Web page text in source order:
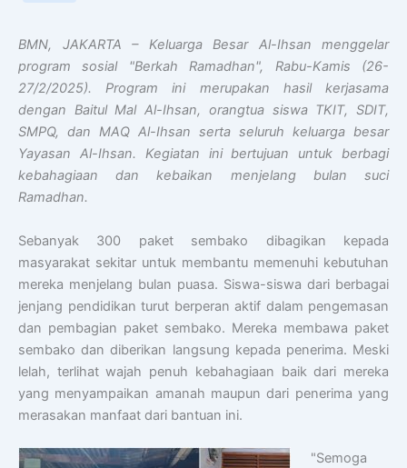
BMN, JAKARTA – Keluarga Besar Al-Ihsan menggelar
program sosial "Berkah Ramadhan", Rabu-Kamis (26-
27/2/2025). Program ini merupakan hasil kerjasama
dengan Baitul Mal Al-Ihsan, orangtua siswa TKIT, SDIT,
SMPQ, dan MAQ Al-Ihsan serta seluruh keluarga besar
Yayasan Al-Ihsan. Kegiatan ini bertujuan untuk berbagi
kebahagiaan dan kebaikan menjelang bulan suci
Ramadhan.
Sebanyak 300 paket sembako dibagikan kepada
masyarakat sekitar untuk membantu memenuhi kebutuhan
mereka menjelang bulan puasa. Siswa-siswa dari berbagai
jenjang pendidikan turut berperan aktif dalam pengemasan
dan pembagian paket sembako. Mereka membawa paket
sembako dan diberikan langsung kepada penerima. Meski
lelah, terlihat wajah penuh kebahagiaan baik dari mereka
yang menyampaikan amanah maupun dari penerima yang
merasakan manfaat dari bantuan ini.
"Semoga